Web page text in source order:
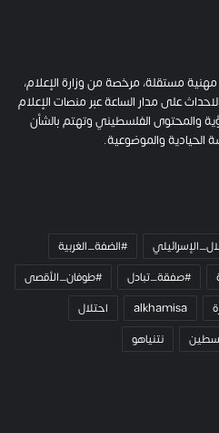
مستقلة، مرخصة من وزارة الإعلام،
على مدار الساعة عبر منصات الإعلام
والمحتوى الفلسطيني وتهتم بالشأن
الحيادية والموضوعية.
#الضفة_الغربية
#صفقة_تبادل
#طوفان_الأقصى
alkhamisa
احتلال
نتنياهو